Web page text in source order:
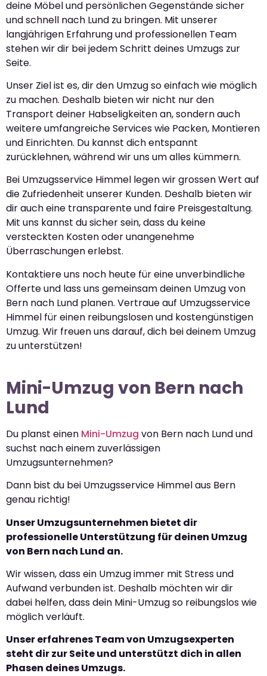
deine Möbel und persönlichen Gegenstände sicher
und schnell nach Lund zu bringen. Mit unserer
langjährigen Erfahrung und professionellen Team
stehen wir dir bei jedem Schritt deines Umzugs zur
Seite.
Unser Ziel ist es, dir den Umzug so einfach wie möglich
zu machen. Deshalb bieten wir nicht nur den
Transport deiner Habseligkeiten an, sondern auch
weitere umfangreiche Services wie Packen, Montieren
und Einrichten. Du kannst dich entspannt
zurücklehnen, während wir uns um alles kümmern.
Bei Umzugsservice Himmel legen wir grossen Wert auf
die Zufriedenheit unserer Kunden. Deshalb bieten wir
dir auch eine transparente und faire Preisgestaltung.
Mit uns kannst du sicher sein, dass du keine
versteckten Kosten oder unangenehme
Überraschungen erlebst.
Kontaktiere uns noch heute für eine unverbindliche
Offerte und lass uns gemeinsam deinen Umzug von
Bern nach Lund planen. Vertraue auf Umzugsservice
Himmel für einen reibungslosen und kostengünstigen
Umzug. Wir freuen uns darauf, dich bei deinem Umzug
zu unterstützen!
Mini-Umzug von Bern nach
Lund
Du planst einen Mini-Umzug von Bern nach Lund und
suchst nach einem zuverlässigen
Umzugsunternehmen?
Dann bist du bei Umzugsservice Himmel aus Bern
genau richtig!
Unser Umzugsunternehmen bietet dir
professionelle Unterstützung für deinen Umzug
von Bern nach Lund an.
Wir wissen, dass ein Umzug immer mit Stress und
Aufwand verbunden ist. Deshalb möchten wir dir
dabei helfen, dass dein Mini-Umzug so reibungslos wie
möglich verläuft.
Unser erfahrenes Team von Umzugsexperten
steht dir zur Seite und unterstützt dich in allen
Phasen deines Umzugs.